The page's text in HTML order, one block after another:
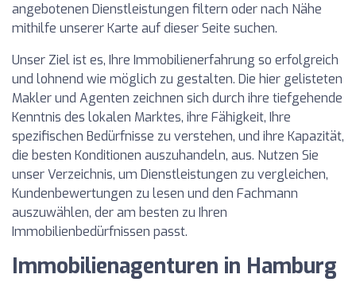
angebotenen Dienstleistungen filtern oder nach Nähe
mithilfe unserer Karte auf dieser Seite suchen.
Unser Ziel ist es, Ihre Immobilienerfahrung so erfolgreich
und lohnend wie möglich zu gestalten. Die hier gelisteten
Makler und Agenten zeichnen sich durch ihre tiefgehende
Kenntnis des lokalen Marktes, ihre Fähigkeit, Ihre
spezifischen Bedürfnisse zu verstehen, und ihre Kapazität,
die besten Konditionen auszuhandeln, aus. Nutzen Sie
unser Verzeichnis, um Dienstleistungen zu vergleichen,
Kundenbewertungen zu lesen und den Fachmann
auszuwählen, der am besten zu Ihren
Immobilienbedürfnissen passt.
Immobilienagenturen in Hamburg